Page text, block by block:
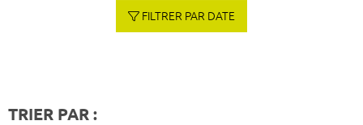
FILTRER PAR DATE
TRIER PAR :